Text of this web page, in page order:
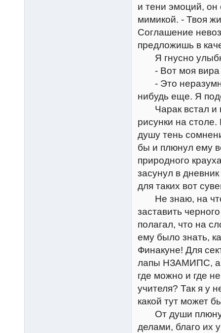
и тени эмоций, он
мимикой. - Твоя
Соглашение
предложишь в
Я гнусно
- Вот моя вира -
- Это
нибудь еще. Я
Чарак встал и
рисунки на
душу тень
бы и плюнул ему
природного
засунул в
для таких вот
Не знаю, на что
заставить
полагал, что на
ему было знать,
Финакуне! Для
лапы НЗАМИПС, а
где можно и где
учителя? Так я у
какой тут может
От души плюнув
делами, благо их